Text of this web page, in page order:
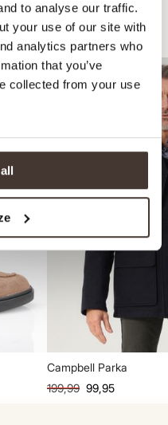
to analyse our traffic.
your use of our site with
analytics partners who
that you’ve
collected from your use
votre look
Campbell Parka
199,99 99,95